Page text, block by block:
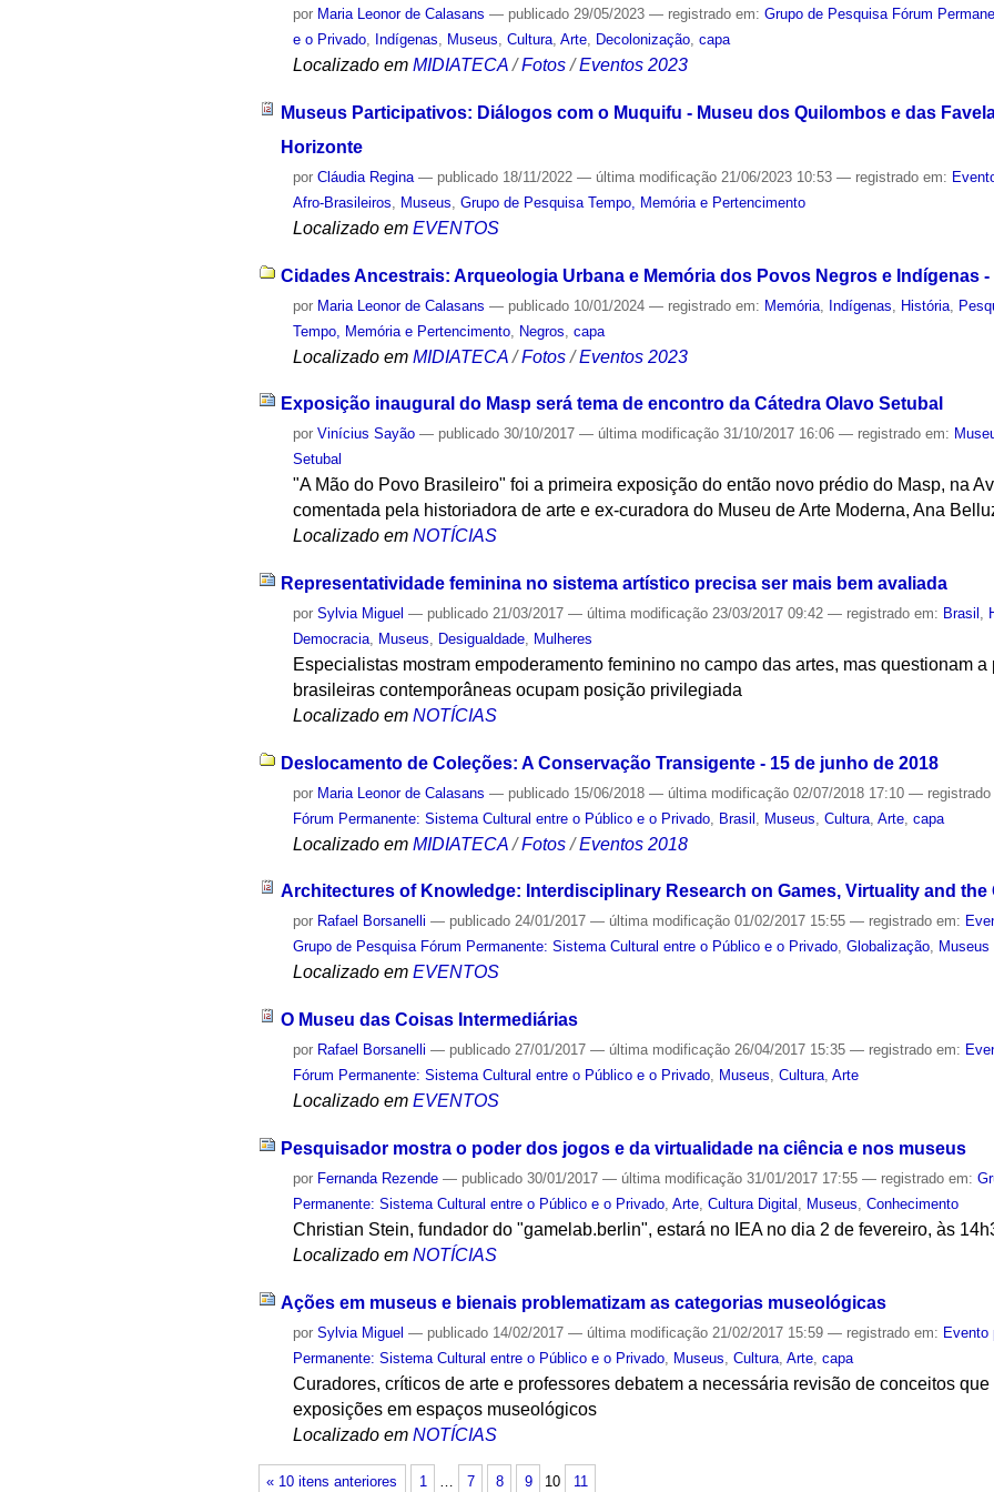
por Maria Leonor de Calasans — publicado 29/05/2023— registrado em:Grupo de Pesquisa Fórum
e o Privado, Indígenas, Museus,Cultura,Arte, Decolonização,capa
Localizado em MIDIATECA /Fotos /Eventos 2023
Museus Participativos: Diálogos com o Muquifu - Museu dos Quilombos e das
Horizonte
porCláudia Regina — publicado 18/11/2022— última modificação 21/06/2023 10:53— registrado em:
Afro-Brasileiros
Museus ,Grupo de Pesquisa Tempo, Memória e Pertencimento
Localizado em EVENTOS
Cidades Ancestrais: Arqueologia Urbana e Memória dos Povos Negros e Indígenas -
por Maria Leonor de Calasans — publicado 10/01/2024— registrado em: Memória Indígenas História
Tempo, Memória e Pertencimento Negros ,capa
Localizado em MIDIATECA /Fotos /Eventos 2023
Exposição inaugural do Masp será tema de encontro da Cátedra Olavo Setubal
porVinícius Sayão — publicado 30/10/2017— última modificação 31/10/2017 16:06— registrado em:
Setubal
"A Mão do Povo Brasileiro" foi a primeira exposição do então novo prédio do Masp, na
comentada pela historiadora de arte e ex-curadora do Museu de Arte Moderna, Ana
Localizado em NOTÍCIAS
Representatividade feminina no sistema artístico precisa ser mais bem avaliada
porSylvia Miguel — publicado 21/03/2017— última modificação 23/03/2017 09:42— registrado em: Brasil ,
Democracia, Museus, Desigualdade, Mulheres
Especialistas mostram empoderamento feminino no campo das artes, mas questionam
brasileiras contemporâneas ocupam posição privilegiada
Localizado em NOTÍCIAS
Deslocamento de Coleções: A Conservação Transigente - 15 de junho de 2018
por Maria Leonor de Calasans — publicado 15/06/2018— última modificação 02/07/2018 17:10—
Fórum Permanente: Sistema Cultural entre o Público e o Privado Brasil Museus ,Cultura ,Arte ,capa
Localizado em MIDIATECA /Fotos /Eventos 2018
Architectures of Knowledge: Interdisciplinary Research on Games, Virtuality and the
por Rafael Borsanelli — publicado 24/01/2017— última modificação 01/02/2017 15:55— registrado em:
Grupo de Pesquisa Fórum Permanente: Sistema Cultural entre o Público e o Privado,Globalização, Museus
Localizado em EVENTOS
O Museu das Coisas Intermediárias
por Rafael Borsanelli — publicado 27/01/2017— última modificação 26/04/2017 15:35— registrado em:
Fórum Permanente: Sistema Cultural entre o Público e o Privado, Museus,Cultura,Arte
Localizado em EVENTOS
Pesquisador mostra o poder dos jogos e da virtualidade na ciência e nos museus
por Fernanda Rezende — publicado 30/01/2017— última modificação 31/01/2017 17:55— registrado em:
Permanente: Sistema Cultural entre o Público e o Privado ,Arte ,Cultura Digital Museus ,Conhecimento
Christian Stein, fundador do "gamelab.berlin", estará no IEA no dia 2 de fevereiro, às
Localizado em NOTÍCIAS
Ações em museus e bienais problematizam as categorias museológicas
porSylvia Miguel — publicado 14/02/2017— última modificação 21/02/2017 15:59— registrado em: Evento
Permanente: Sistema Cultural entre o Público e o Privado Museus ,Cultura ,Arte ,capa
Curadores, críticos de arte e professores debatem a necessária revisão de conceitos
exposições em espaços museológicos
Localizado em NOTÍCIAS
« 10 itens anteriores 1 7 8 9 10 11